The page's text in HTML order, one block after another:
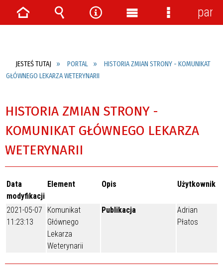
JESTEŚ TUTAJ PORTAL
HISTORIA ZMIAN STRONY - KOMUNIKAT
GŁÓWNEGO LEKARZA WETERYNARII
HISTORIA ZMIAN STRONY -
KOMUNIKAT GŁÓWNEGO LEKARZA
WETERYNARII
Data
modyfikacji
Element Opis Użytkownik
2021-05-07
11:23:13
Komunikat
Głównego
Lekarza
Weterynarii
Publikacja
Adrian
Płatos
Strona Wyszukiwarka
NarzędziaMenu
Menu
panel